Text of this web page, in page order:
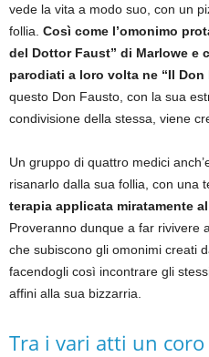
vede la vita a modo suo, con un
follia. Così come l’omonimo
del Dottor Faust” di Marlowe e
parodiati a loro volta ne “Il Don
questo Don Fausto, con la sua
condivisione della stessa, viene
Un gruppo di quattro medici
risanarlo dalla sua follia, con una
terapia applicata miratamente
Proveranno dunque a far rivivere
che subiscono gli omonimi creati
facendogli così incontrare gli
affini alla sua bizzarria.
Tra i vari atti un coro